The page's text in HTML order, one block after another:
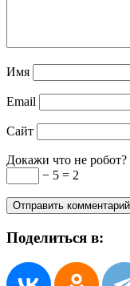
Имя
Email
Сайт
Докажи что не робот?
− 5 = 2
Поделиться в: